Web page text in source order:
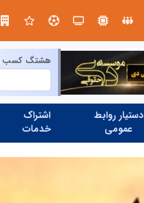
هشتگ کسب و
دستیار روابط
عمومی
اشتراک
خدمات